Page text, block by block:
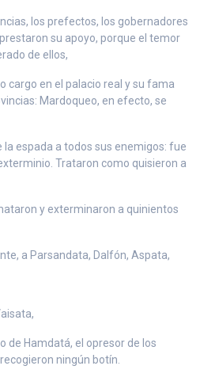
los prefectos, los gobernadores
su apoyo, porque el temor
de ellos,
cargo en el palacio real y su fama
Mardoqueo, en efecto, se
la espada a todos sus enemigos: fue
Trataron como quisieron a
y exterminaron a quinientos
a Parsandata, Dalfón, Aspata,
de Hamdatá, el opresor de los
ningún botín.